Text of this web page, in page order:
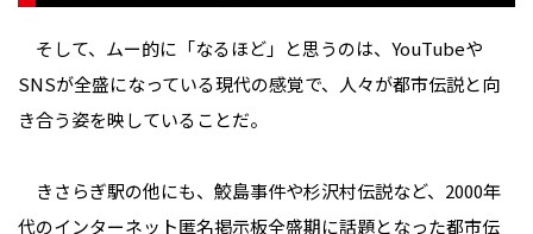
そして、ムー的に「なるほど」と思うのは、YouTubeや
SNSが全盛になっている現代の感覚で、人々が都市伝説と向
き合う姿を映していることだ。
きさらぎ駅の他にも、鮫島事件や杉沢村伝説など、2000年
代のインターネット匿名掲示板全盛期に話題となった都市伝